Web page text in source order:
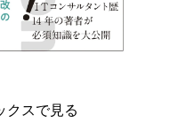
クスで見る